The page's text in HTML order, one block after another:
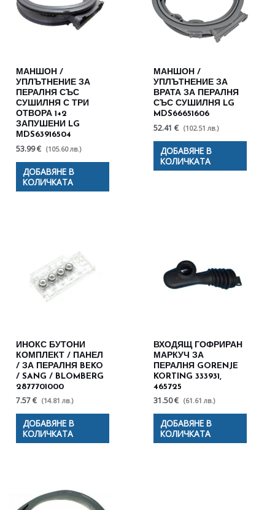
МАНШОН /
УПЛЪТНЕНИЕ ЗА
ПЕРАЛНЯ СЪС
СУШИЛНЯ С ТРИ
ОТВОРА 1+2
ЗАПУШЕНИ LG
МDS63916504
53.99 € (105.60 лв.)
ДОБАВЯНЕ В
КОЛИЧКАТА
МАНШОН /
УПЛЪТНЕНИЕ ЗА
ВРАТА ЗА ПЕРАЛНЯ
СЪС СУШИЛНЯ LG
MDS66651606
52.41 € (102.51 лв.)
ДОБАВЯНЕ В
КОЛИЧКАТА
ИНОКС БУТОНИ
КОМПЛЕКТ / ПАНЕЛ
/ ЗА ПЕРАЛНЯ BEKO
/ SANG / BLOMBERG
2877701000
7.57 € (14.81 лв.)
ДОБАВЯНЕ В
КОЛИЧКАТА
ВХОДЯЩ ГОФРИРАН
МАРКУЧ ЗА
ПЕРАЛНЯ GORENJE
KORTING 333931,
465725
31.50 € (61.61 лв.)
ДОБАВЯНЕ В
КОЛИЧКАТА